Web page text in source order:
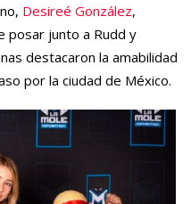
Desireé González,
posar junto a Rudd y
destacaron la amabilidad
por la ciudad de México.